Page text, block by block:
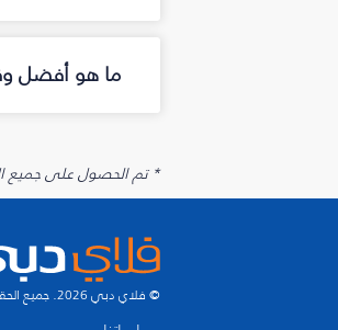
ما هو أفضل
* تم الحصول على جميع الأسعار المعروضة خلال آخر 48 ساعة قد لا
© فلاي دبي 2026. جميع الحقوق محفوظة.